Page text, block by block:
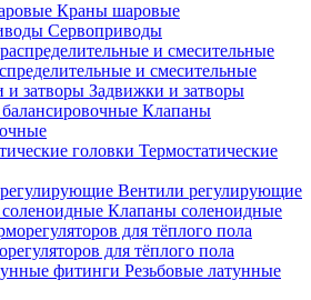
Краны шаровые
Сервоприводы
и смесительные
Задвижки и затворы
Клапаны
Термостатические
Вентили регулирующие
Клапаны соленоидные
для тёплого пола
Резьбовые латунные